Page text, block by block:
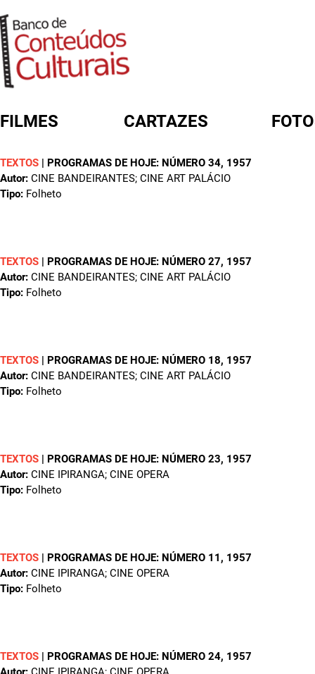
FILMES CARTAZES
TEXTOS | PROGRAMAS DE HOJE: NÚMERO 34, 1957
Autor: CINE BANDEIRANTES; CINE ART PALÁCIO
Tipo: Folheto
TEXTOS | PROGRAMAS DE HOJE: NÚMERO 27, 1957
Autor: CINE BANDEIRANTES; CINE ART PALÁCIO
Tipo: Folheto
TEXTOS | PROGRAMAS DE HOJE: NÚMERO 18, 1957
Autor: CINE BANDEIRANTES; CINE ART PALÁCIO
Tipo: Folheto
TEXTOS | PROGRAMAS DE HOJE: NÚMERO 23, 1957
Autor: CINE IPIRANGA; CINE OPERA
Tipo: Folheto
TEXTOS | PROGRAMAS DE HOJE: NÚMERO 11 , 1957
Autor: CINE IPIRANGA; CINE OPERA
Tipo: Folheto
TEXTOS | PROGRAMAS DE HOJE: NÚMERO 24, 1957
FORMULÁRIO DE BUSCA